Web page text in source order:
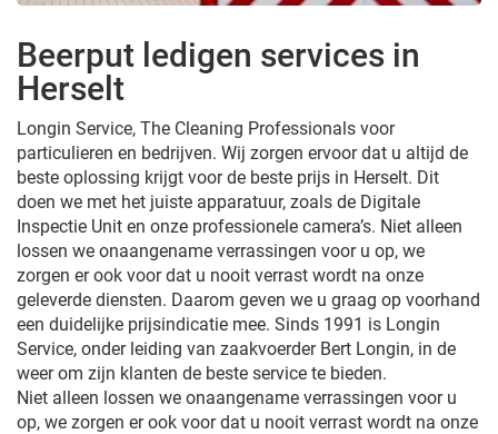
Beerput ledigen services in
Herselt
Longin Service, The Cleaning Professionals voor
particulieren en bedrijven. Wij zorgen ervoor dat u altijd de
beste oplossing krijgt voor de beste prijs in Herselt. Dit
doen we met het juiste apparatuur, zoals de Digitale
Inspectie Unit en onze professionele camera’s. Niet alleen
lossen we onaangename verrassingen voor u op, we
zorgen er ook voor dat u nooit verrast wordt na onze
geleverde diensten. Daarom geven we u graag op voorhand
een duidelijke prijsindicatie mee. Sinds 1991 is Longin
Service, onder leiding van zaakvoerder Bert Longin, in de
weer om zijn klanten de beste service te bieden.
Niet alleen lossen we onaangename verrassingen voor u
op, we zorgen er ook voor dat u nooit verrast wordt na onze